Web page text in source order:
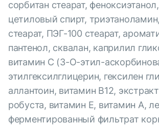
сорбитан стеарат,
цетиловый спирт,
стеарат, ПЭГ-100 стеарат,
пантенол, сквалан, каприлил
витамин С (3-О-этил-
этилгексилглицерин, гексилен
аллантоин, витамин В12,
робуста, витамин Е, витамин А,
ферментированный фильтрат